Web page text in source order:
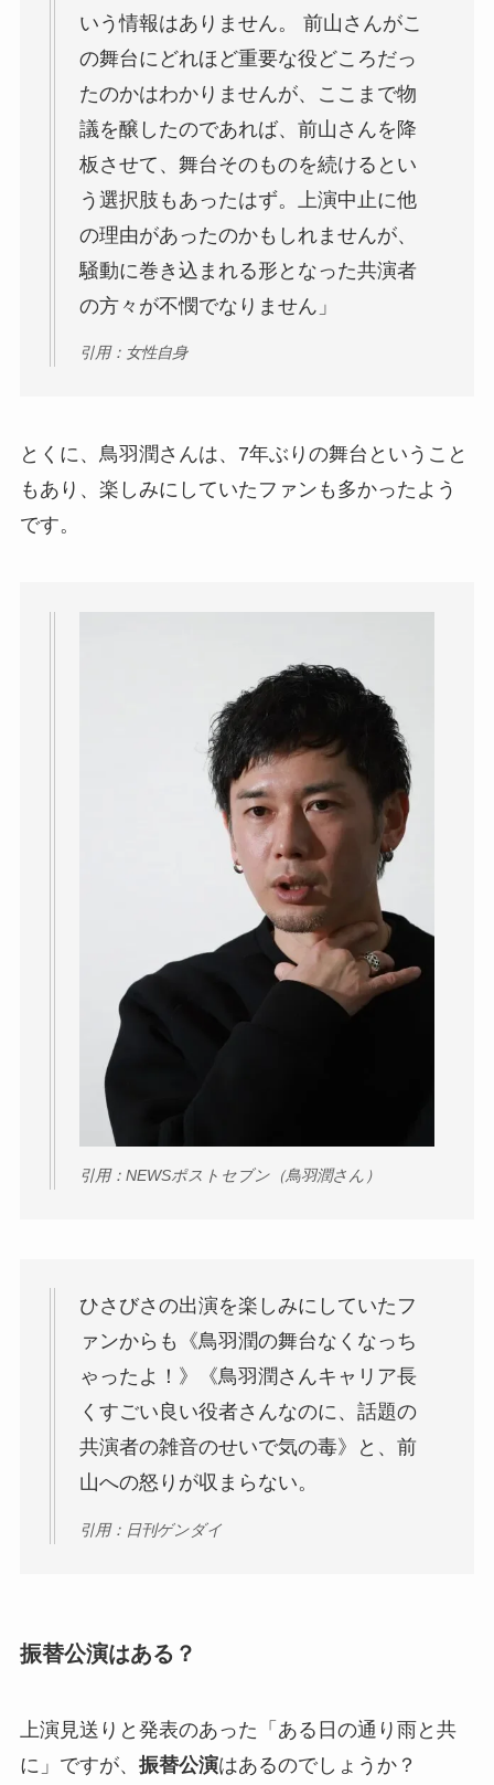
いう情報はありません。 前山さんがこ
の舞台にどれほど重要な役どころだっ
たのかはわかりませんが、ここまで物
議を醸したのであれば、前山さんを降
板させて、舞台そのものを続けるとい
う選択肢もあったはず。上演中止に他
の理由があったのかもしれませんが、
騒動に巻き込まれる形となった共演者
の方々が不憫でなりません」
引用：女性自身
とくに、鳥羽潤さんは、7年ぶりの舞台ということ
もあり、楽しみにしていたファンも多かったよう
です。
引用：NEWSポストセブン（鳥羽潤さん）
ひさびさの出演を楽しみにしていたフ
ァンからも《鳥羽潤の舞台なくなっち
ゃったよ！》《鳥羽潤さんキャリア長
くすごい良い役者さんなのに、話題の
共演者の雑音のせいで気の毒》と、前
山への怒りが収まらない。
引用：日刊ゲンダイ
振替公演はある？
上演見送りと発表のあった「ある日の通り雨と共
に」ですが、 振替公演はあるのでしょうか？